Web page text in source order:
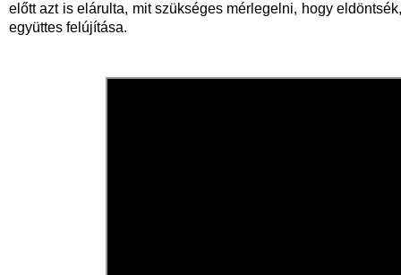
előtt azt is elárulta, mit szükséges mérlegelni, hogy
együttes felújítása.